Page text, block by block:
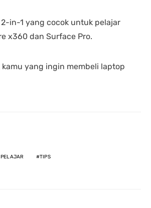
in-1 yang cocok untuk pelajar
x360 dan Surface Pro.
yang ingin membeli laptop
TIPS